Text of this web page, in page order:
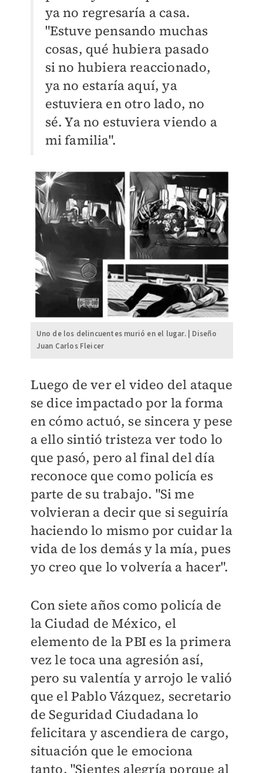
ya no regresaría a casa.
"Estuve pensando muchas
cosas, qué hubiera pasado
si no hubiera reaccionado,
ya no estaría aquí, ya
estuviera en otro lado, no
sé. Ya no estuviera viendo a
mi familia".
Uno de los delincuentes murió en el lugar. | Diseño
Juan Carlos Fleicer
Luego de ver el video del ataque
se dice impactado por la forma
en cómo actuó, se sincera y pese
a ello sintió tristeza ver todo lo
que pasó, pero al final del día
reconoce que como policía es
parte de su trabajo. "Si me
volvieran a decir que si seguiría
haciendo lo mismo por cuidar la
vida de los demás y la mía, pues
yo creo que lo volvería a hacer".
Con siete años como policía de
la Ciudad de México, el
elemento de la PBI es la primera
vez le toca una agresión así,
pero su valentía y arrojo le valió
que el Pablo Vázquez, secretario
de Seguridad Ciudadana lo
felicitara y ascendiera de cargo,
situación que le emociona
tanto. "Sientes alegría porque al